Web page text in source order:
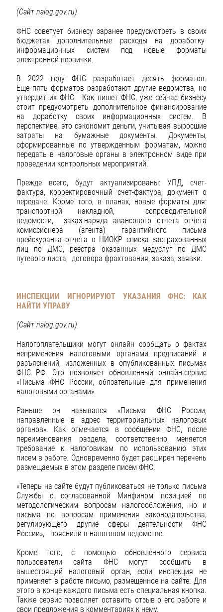
(Сайт nalog.gov.ru)
ФНС советует бизнесу заранее предусмотреть в своих
бюджетах дополнительные расходы на доработку
информационных систем под новые форматы
электронной первички.
В 2022 году ФНС разработает десять форматов.
Еще пять форматов разработают другие ведомства, но
утвердит их ФНС. Как пишет ФНС, уже сейчас бизнесу
стоит предусмотреть дополнительное финансирование
на доработку своих информационных систем. В
перспективе, это сэкономит деньги, учитывая выросшие
затраты на бумажные документы. Документы,
сформированные по утвержденным форматам, можно
передать в налоговые органы в электронном виде при
проведении контрольных мероприятий.
Прежде всего, будут актуализированы: УПД, счет-
фактура, корректировочный счет-фактура, документ о
передаче. Кроме того, в планах, новые форматы для:
транспортной накладной, сопроводительной
ведомости, заказ-наряда авансового отчета отчета
комиссионера (агента) гарантийного письма
прейскуранта отчета о НИОКР списка застрахованных
лиц по ДМС, реестра оказанных медуслуг по ДМС
путевого листа, договора фрахтования, заказа, заявки.
ИНСПЕКЦИИ ИГНОРИРУЮТ УКАЗАНИЯ ФНС: КАК
НАЙТИ УПРАВУ
(Сайт nalog.gov.ru)
Налогоплательщики могут онлайн сообщать о фактах
неприменения налоговыми органами предписаний и
разъяснений, изложенных в опубликованных письмах
ФНС РФ. Это позволяет обновленный онлайн-сервис
«Письма ФНС России, обязательные для применения
налоговыми органами».
Раньше он назывался «Письма ФНС России,
направленные в адрес территориальных налоговых
органов». Как отмечается в сообщении ФНС, после
переименования раздела, соответственно, меняется
требование к налоговикам по использованию этих
писем в работе. Одновременно будет расширен перечень
размещаемых в этом разделе писем ФНС.
«Теперь на сайте будут публиковаться не только письма
Службы с согласованной Минфином позицией по
методологическим вопросам налогообложения, но и
письма по вопросам применения законодательства,
регулирующего другие сферы деятельности ФНС
России», - пояснили в налоговом ведомстве.
Кроме того, с помощью обновленного сервиса
пользователи сайта ФНС могут сообщить в
вышестоящий налоговый орган, если инспекция не
применяет в работе письмо, размещенное на сайте. Для
этого в конце каждого письма есть специальная кнопка.
Также сервис позволяет оставить отзыв о его работе и
свои предложения в комментариях к нему.